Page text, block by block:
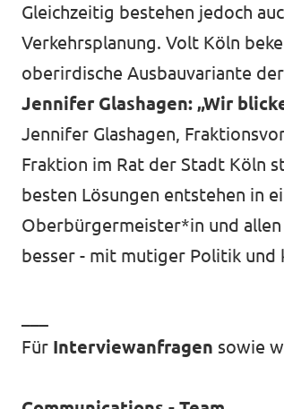
Gleichzeitig bestehen jedoch
Verkehrsplanung. Volt Köln
oberirdische Ausbauvariante
Jennifer Glashagen: „Wir
Jennifer Glashagen,
Fraktion im Rat der Stadt Köln
besten Lösungen entstehen in
Oberbürgermeister*in und allen
besser - mit mutiger Politik und
Für Interviewanfragen sowie